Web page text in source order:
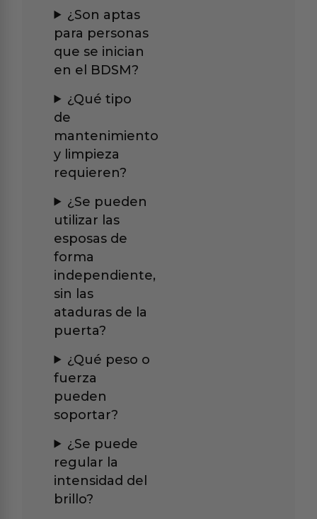
¿Son aptas
para personas
que se inician
en el BDSM?
¿Qué tipo
de
mantenimiento
y limpieza
requieren?
¿Se pueden
utilizar las
esposas de
forma
independiente,
sin las
ataduras de la
puerta?
¿Qué peso o
fuerza
pueden
soportar?
¿Se puede
regular la
intensidad del
brillo?